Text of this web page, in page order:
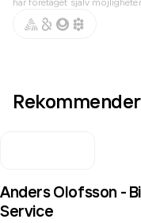
Anders Olofsson -
Service